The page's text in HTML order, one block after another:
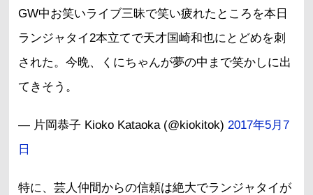
GW中お笑いライブ三昧で笑い疲れたところを本日
ランジャタイ2本立てで天才国崎和也にとどめを刺
された。今晩、くにちゃんが夢の中まで笑かしに出
てきそう。
— 片岡恭子 Kioko Kataoka (@kiokitok) 2017年5月7
日
特に、芸人仲間からの信頼は絶大でランジャタイが